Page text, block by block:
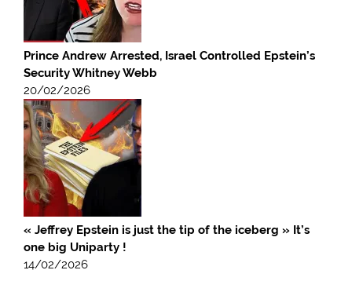
Prince Andrew Arrested, Israel Controlled Epstein’s
Security Whitney Webb
20/02/2026
« Jeffrey Epstein is just the tip of the iceberg » It’s
one big Uniparty !
14/02/2026